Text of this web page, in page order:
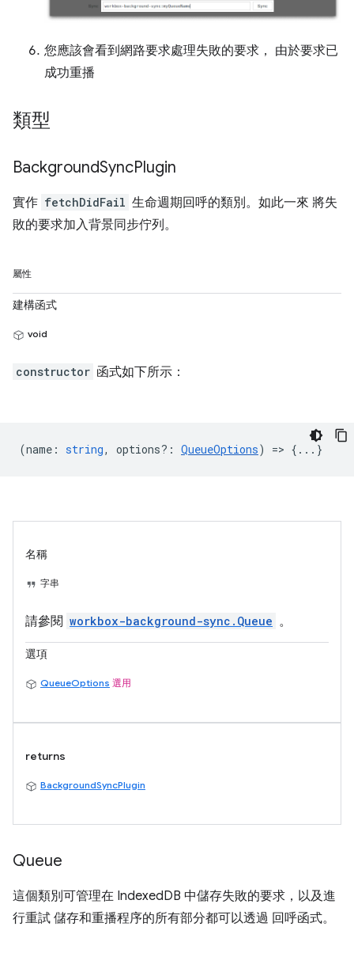
您應該會看到網路要求處理失敗的要求， 由於要求已
成功重播
類型
BackgroundSyncPlugin
實作 fetchDidFail 生命週期回呼的類別。如此一來 將失
敗的要求加入背景同步佇列。
屬性
建構函式
void
constructor 函式如下所示：
(name : string, options? : QueueOptions) => {...}
名稱
字串
請參閱 workbox-background-sync.Queue 。
選項
QueueOptions 選用
returns
BackgroundSyncPlugin
Queue
這個類別可管理在 IndexedDB 中儲存失敗的要求，以及進
行重試 儲存和重播程序的所有部分都可以透過 回呼函式。